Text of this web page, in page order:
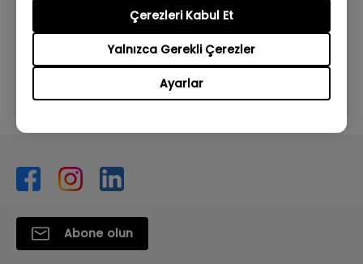
Ayarlar
Yalnızca Gerekli Çerezler
Çerezleri Kabul Et
Bu bilgi yardımcı oldu mu?
Hayır
Abone olun